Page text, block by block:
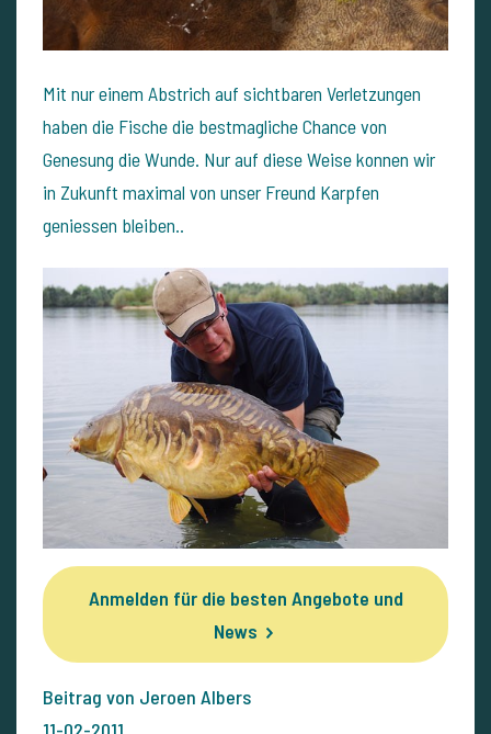
Mit nur einem Abstrich auf sichtbaren Verletzungen
haben die Fische die bestmagliche Chance von
Genesung die Wunde. Nur auf diese Weise konnen wir
in Zukunft maximal von unser Freund Karpfen
geniessen bleiben..
Anmelden für die besten Angebote und
News
Beitrag von Jeroen Albers